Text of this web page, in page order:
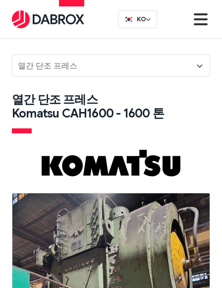
열간 단조 프레스
열간 단조 프레스
Komatsu CAH1600 - 1600 톤